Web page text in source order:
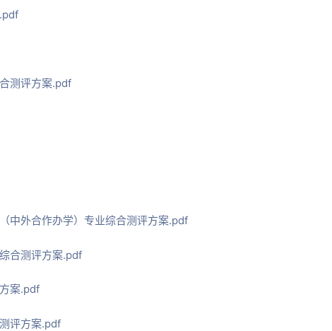
测评方案.pdf
中外合作办学）专业综合测评方案.pdf
合测评方案.pdf
案.pdf
评方案.pdf